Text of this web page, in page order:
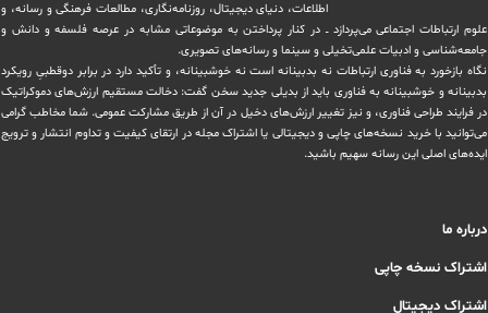
اطلاعات، دنیای دیجیتال، روزنامه‌نگاری، ‏مطالعات فرهنگی و رسانه، و
علوم ارتباطات اجتماعی می‌پردازد ــ در کنار پرداختن به موضوعاتی مشابه در عرصه فلسفه و دانش و
‏جامعه‌شناسی و ادبیات علمی‌تخیلی و سینما و رسانه‌های تصویری.
نگاه بازخورد به فناوری ارتباطات نه بدبینانه است نه خوشبینانه، و تأکید دارد ‏در برابر دوقطبیِ رویکرد
بدبینانه و خوشبینانه به فناوری باید از بدیلی جدید سخن گفت: دخالت مستقیم ارزش‌های دموکراتیک
در ‏فرایند طراحی فناوری، و نیز تغییر ارزش‌های دخيل در آن از طریق مشاركت عمومی. شما مخاطب گرامی
می‌توانید با خرید نسخه‌های چاپی و دیجیتالی یا ‏اشتراک مجله در ارتقای کیفیت و تداوم انتشار و ترویج
ایده‌های اصلی این رسانه سهیم باشید.
درباره ما
اشتراک نسخه چاپی
اشتراک دیجیتال